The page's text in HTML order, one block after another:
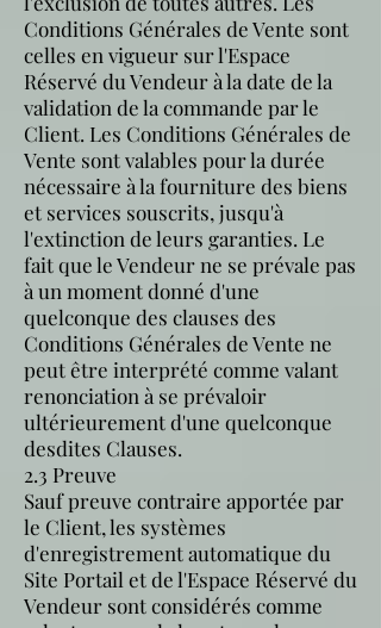
Conditions Générales de Vente sont
celles en vigueur sur l'Espace
Réservé du Vendeur à la date de la
validation de la commande par le
Client. Les Conditions Générales de
Vente sont valables pour la durée
nécessaire à la fourniture des biens
et services souscrits, jusqu'à
l'extinction de leurs garanties. Le
fait que le Vendeur ne se prévale pas
à un moment donné d'une
quelconque des clauses des
Conditions Générales de Vente ne
peut être interprété comme valant
renonciation à se prévaloir
ultérieurement d'une quelconque
desdites Clauses.
2.3 Preuve
Sauf preuve contraire apportée par
le Client, les systèmes
d'enregistrement automatique du
Site Portail et de l'Espace Réservé du
Vendeur sont considérés comme